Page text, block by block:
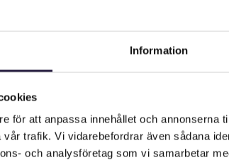
Information
för att anpassa innehållet och annonserna
trafik. Vi vidarebefordrar även sådana
och analysföretag som vi samarbetar
Välkommen till
Vilken typ av kund är du? Du kan alltid justera
Företagskund (exkl. moms)